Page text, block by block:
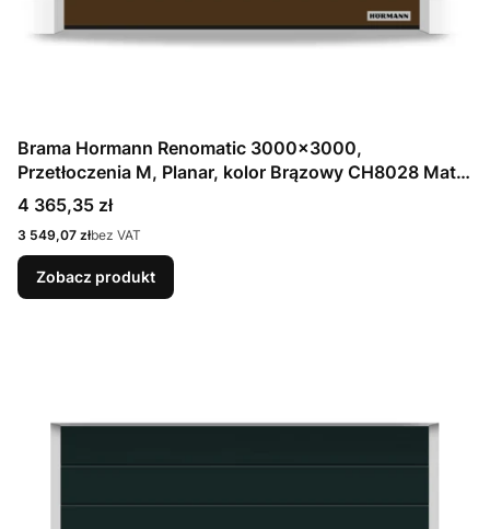
Brama Hormann Renomatic 3000x3000,
Przetłoczenia M, Planar, kolor Brązowy CH8028 Matt
deluxe + Prowadzenie N
Cena
4 365,35 zł
Cena
3 549,07 złbez VAT
Zobacz produkt